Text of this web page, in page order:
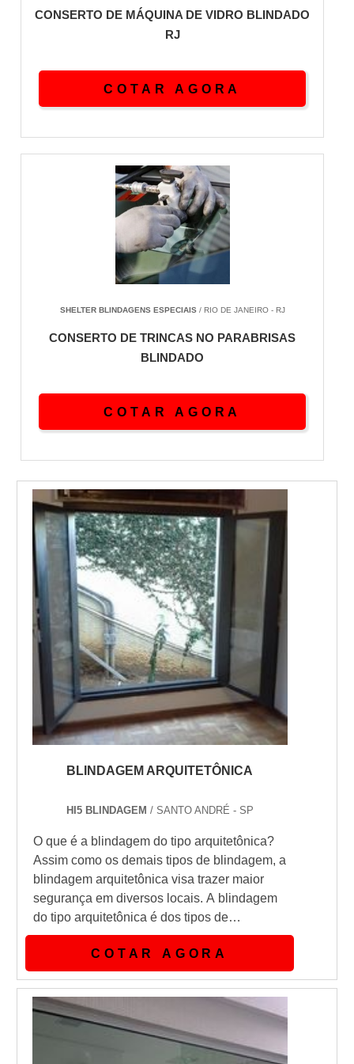
CONSERTO DE MÁQUINA DE VIDRO BLINDADO
RJ
COTAR AGORA
SHELTER BLINDAGENS ESPECIAIS/ RIO DE JANEIRO - RJ
CONSERTO DE TRINCAS NO PARABRISAS
BLINDADO
COTAR AGORA
BLINDAGEM ARQUITETÔNICA
HI5 BLINDAGEM / SANTO ANDRÉ - SP
O que é a blindagem do tipo arquitetônica?
Assim como os demais tipos de blindagem, a
blindagem arquitetônica visa trazer maior
segurança em diversos locais. A blindagem
do tipo arquitetônica é dos tipos de
blindagem que traz proteção balística,
proteção contra uma possível invasão no
imóvel e qualquer outro tipo de coisa que
possa atingir a segurança de uma
residência.Se é utilizado na blindagem
arquitetônica excelentes materiais como a
COTAR AGORA